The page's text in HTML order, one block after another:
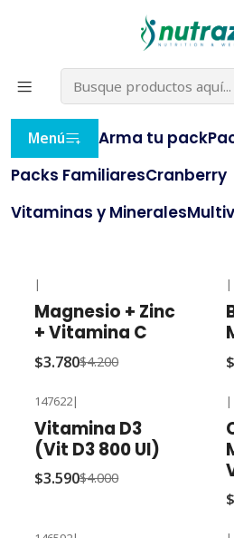
Menú Arma tu pack
Packs FamiliaresCranberry
Vitaminas y Minerales
⭐ con el cupón
AQUÍ
Inicio Especial
Especial
Filtros
|
Magnesio + Zinc
+ Vitamina C
$3.780$4.200
|
147622|
Vitamina D3
(Vit D3 800 UI)
$3.590$4.000
|